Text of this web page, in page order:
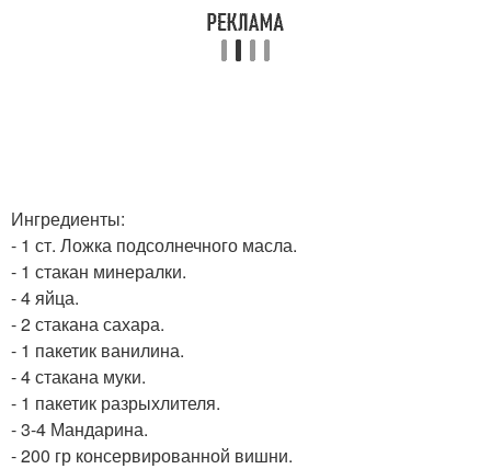
Ингредиенты:
- 1 ст. Ложка подсолнечного масла.
- 1 стакан минералки.
- 4 яйца.
- 2 стакана сахара.
- 1 пакетик ванилина.
- 4 стакана муки.
- 1 пакетик разрыхлителя.
- 3-4 Мандарина.
- 200 гр консервированной вишни.